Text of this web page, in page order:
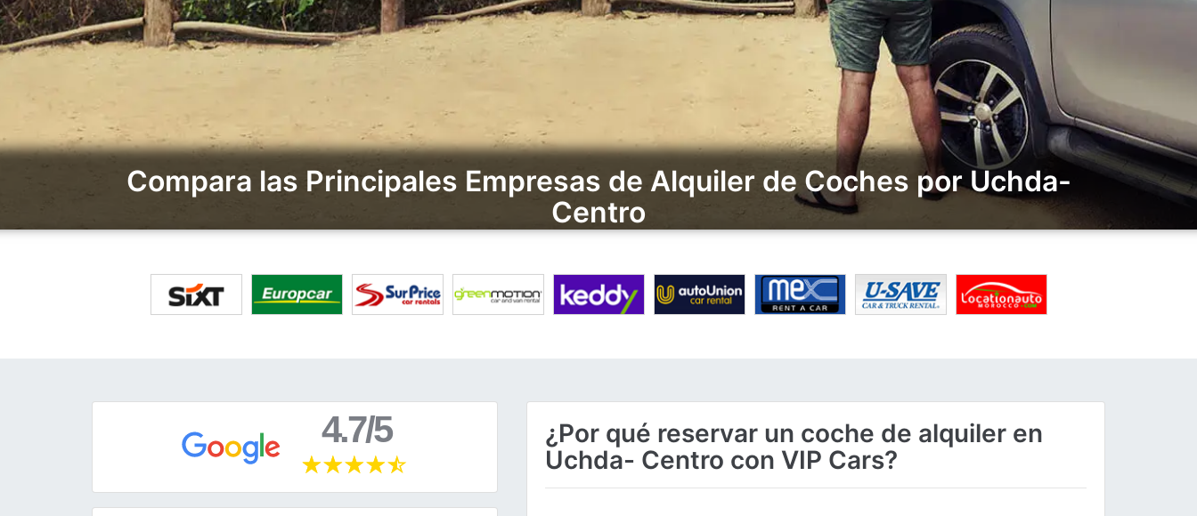
Compara las Principales Empresas de Alquiler de Coches por Uchda-
Centro
4.7/5
¿Por qué reservar un coche de alquiler en
Uchda- Centro con VIP Cars?